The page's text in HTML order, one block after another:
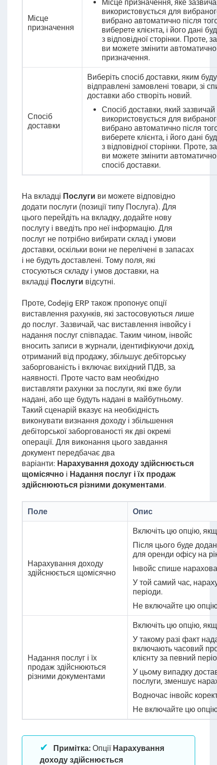
Місце
призначення
Місце призначення, яке
використовується для
вибрано автоматично після
виберете клієнта, і його дані
з відповідної сторінки. Проте,
ви можете змінити
призначення.
Спосіб
доставки
Виберіть спосіб доставки, яким
відправлені замовлені товари, зі
доставки або створіть новий.
Спосіб доставки, який зазвичай
використовується для
вибрано автоматично після
виберете клієнта, і його дані
з відповідної сторінки. Проте,
ви можете змінити
спосіб доставки.
На вкладці Послуги ви можете відповідно
додати послуги (позиції типу Послуга). Для
цього перейдіть на вкладку, додайте нову
послугу і введіть про неї інформацію. Для
послуг не потрібно вибирати склад і умови
доставки, оскільки вони не перелічені в запасах
і не будуть доставлені. Тому поля, які
стосуються складу і умов доставки, на
вкладці Послуги відсутні.
Проте, Codejig ERP також пропонує опції
виставлення рахунків, які застосовуються лише
до послуг. Зазвичай, час виставлення інвойсу і
надання послуг співпадає. Таким чином, інвойс
вносить записи в журнали, ідентифікуючи дохід,
отриманий від продажу, збільшує дебіторську
заборгованість і включає вихідний ПДВ, за
наявності. Проте часто вам необхідно
виставляти рахунки за послуги, які вже були
надані, або ще будуть надані в майбутньому.
Такий сценарій вказує на необхідність
виконувати визнання доходу і збільшення
дебіторської заборгованості як дві окремі
операції. Для виконання цього завдання
документ передбачає два
варіанти: Нарахування доходу здійснюється
щомісячноі Надання послуг і їх продаж
здійснюються різними документами.
Поле Опис
Нарахування доходу
здійснюється щомісячно
Включіть цю опцію,
Після цього буде
для оренди офісу на
Інвойс спише
У той самий час,
періоди.
Не включайте цю
Надання послуг і їх
продаж здійснюються
різними документами
Включіть цю опцію,
У такому разі факт
включають часовий
клієнту за певний
У цьому випадку
послуги, зменшує
Водночас інвойс
Не включайте цю
Примітка:Опції Нарахування
доходу здійснюється